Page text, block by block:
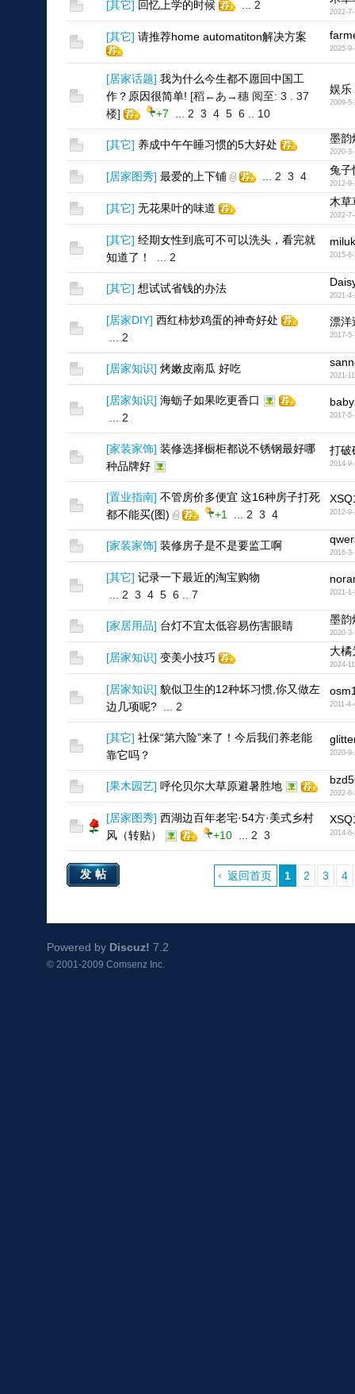
[其它] 回忆上学的时候 2
2022-
[其它] 请推荐home automatiton解决方案
2025-
[居家话题] 我为什么今生都不愿回中国工
作？原因很简单! [稻←あ→穗 阅至: 3 . 37
楼]
+7 2 3 4 5 6 10
娱乐
2009-
[其它] 养成中午午睡习惯的5大好处 墨韵
2020-
[居家图秀] 最爱的上下铺 2 3 4 兔子
2012-
[其它] 无花果叶的味道 木草
2022-7-
[其它] 经期女性到底可不可以洗头，看完就
知道了！
2 2015-
[其它] 想试试省钱的办法
2021-
[居家DIY] 西红柿炒鸡蛋的神奇好处
2
漂洋
2017-
[居家知识] 烤嫩皮南瓜 好吃
2021-
[居家知识] 海蛎子如果吃更香口
2 2017-5-
[家装家饰] 装修选择橱柜都说不锈钢最好哪
种品牌好
打破
2014-
[置业指南] 不管房价多便宜 这16种房子打死
都不能买(图)
+1 2 3 4 2012-
[家装家饰] 装修房子是不是要监工啊
2016-
[其它] 记录一下最近的淘宝购物
2 3 4 5 6 7 2021-
[家居用品] 台灯不宜太低容易伤害眼睛 墨韵
2020-
[居家知识] 变美小技巧 大橘
2024-
[居家知识] 貌似卫生的12种坏习惯,你又做左
边几项呢?
2 2011-4-
[其它] 社保“第六险”来了！今后我们养老能
靠它吗？
2020-
[果木园艺] 呼伦贝尔大草原避暑胜地
2022-
[居家图秀] 西湖边百年老宅·54方·美式乡村
风（转贴）
+10 2 3 2014-
1 2 3 4
返回首页
发帖
Powered by Discuz! 7.2
© 2001-2009 Comsenz Inc.